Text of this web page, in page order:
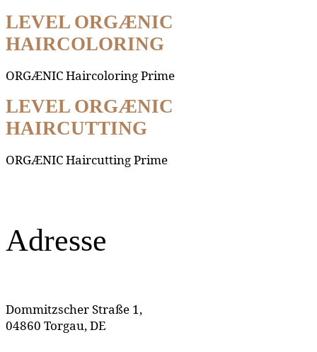
LEVEL ORGÆNIC
HAIRCOLORING
ORGÆNIC Haircoloring Prime
LEVEL ORGÆNIC
HAIRCUTTING
ORGÆNIC Haircutting Prime
Adresse
Dommitzscher Straße 1,
04860 Torgau, DE